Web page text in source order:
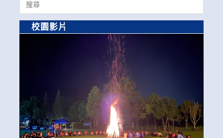
for:
校園影片